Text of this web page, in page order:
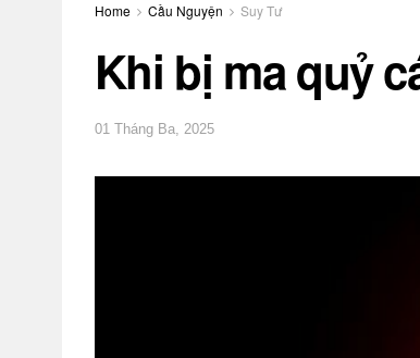
Home Cầu Nguyện Suy Tư
Khi bị ma quỷ
01 Tháng Ba, 2025